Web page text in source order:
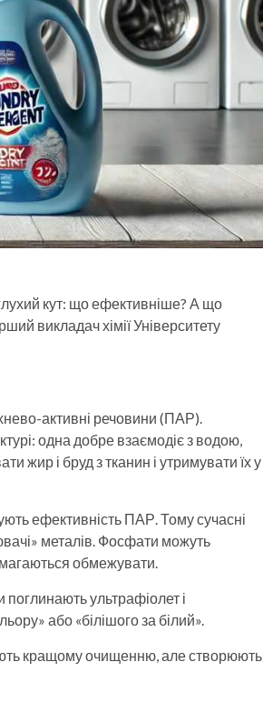
кут: що ефективніше? А що
викладач хімії Університету
активні речовини (ПАР).
одна добре взаємодіє з водою,
жир і бруд з тканин і утримувати їх у
ефективність ПАР. Тому сучасні
металів. Фосфати можуть
обмежувати.
поглинають ультрафіолет і
або «білішого за білий».
кращому очищенню, але створюють